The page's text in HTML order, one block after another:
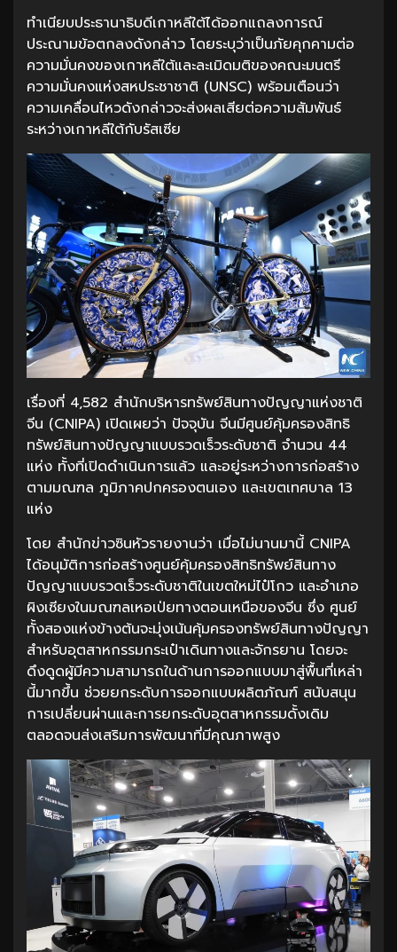
ทำเนียบประธานาธิบดีเกาหลีใต้ได้ออกแถลงการณ์
ประณามข้อตกลงดังกล่าว โดยระบุว่าเป็นภัยคุกคามต่อ
ความมั่นคงของเกาหลีใต้และละเมิดมติของคณะมนตรี
ความมั่นคงแห่งสหประชาชาติ (UNSC) พร้อมเตือนว่า
ความเคลื่อนไหวดังกล่าวจะส่งผลเสียต่อความสัมพันธ์
ระหว่างเกาหลีใต้กับรัสเซีย
เรื่องที่ 4,582 สำนักบริหารทรัพย์สินทางปัญญาแห่งชาติ
จีน (CNIPA) เปิดเผยว่า ปัจจุบัน จีนมีศูนย์คุ้มครองสิทธิ
ทรัพย์สินทางปัญญาแบบรวดเร็วระดับชาติ จำนวน 44
แห่ง ทั้งที่เปิดดำเนินการแล้ว และอยู่ระหว่างการก่อสร้าง
ตามมณฑล ภูมิภาคปกครองตนเอง และเขตเทศบาล 13
แห่ง
โดย สำนักข่าวซินหัวรายงานว่า เมื่อไม่นานมานี้ CNIPA
ได้อนุมัติการก่อสร้างศูนย์คุ้มครองสิทธิทรัพย์สินทาง
ปัญญาแบบรวดเร็วระดับชาติในเขตใหม่ไป๋โกว และอำเภอ
ผิงเซียงในมณฑลเหอเป่ยทางตอนเหนือของจีน ซึ่ง ศูนย์
ทั้งสองแห่งข้างต้นจะมุ่งเน้นคุ้มครองทรัพย์สินทางปัญญา
สำหรับอุตสาหกรรมกระเป๋าเดินทางและจักรยาน โดยจะ
ดึงดูดผู้มีความสามารถในด้านการออกแบบมาสู่พื้นที่เหล่า
นี้มากขึ้น ช่วยยกระดับการออกแบบผลิตภัณฑ์ สนับสนุน
การเปลี่ยนผ่านและการยกระดับอุตสาหกรรมดั้งเดิม
ตลอดจนส่งเสริมการพัฒนาที่มีคุณภาพสูง